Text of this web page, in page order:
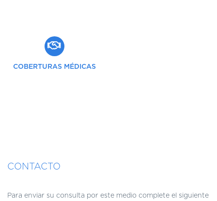
COBERTURAS MÉDICAS
CONTACTO
Para enviar su consulta por este medio complete el siguiente